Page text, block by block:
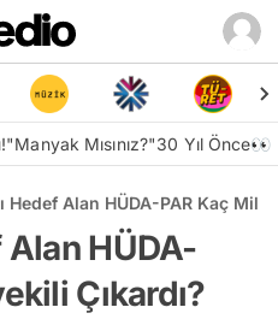
"Manyak Mısınız?"30 Yıl Önce👀
Hedef Alan HÜDA-PAR Kaç
Alan HÜDA-
Çıkardı?